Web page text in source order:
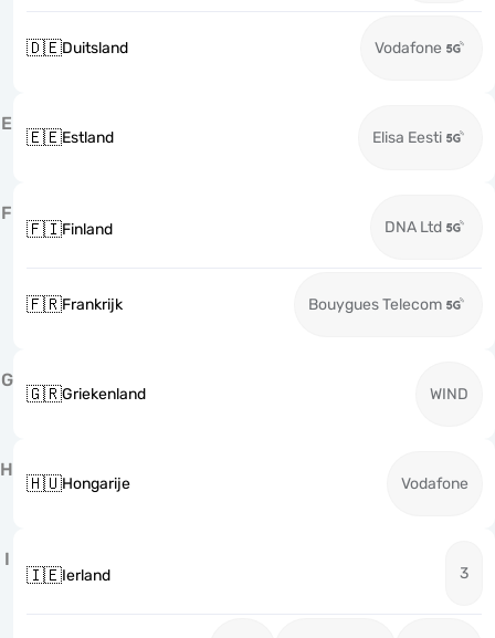
🇩🇪Duitsland Vodafone
E
🇪🇪Estland Elisa Eesti
F
🇫🇮Finland DNA Ltd
🇫🇷Frankrijk Bouygues Telecom
G
🇬🇷Griekenland WIND
H
🇭🇺Hongarije Vodafone
I
🇮🇪Ierland 3